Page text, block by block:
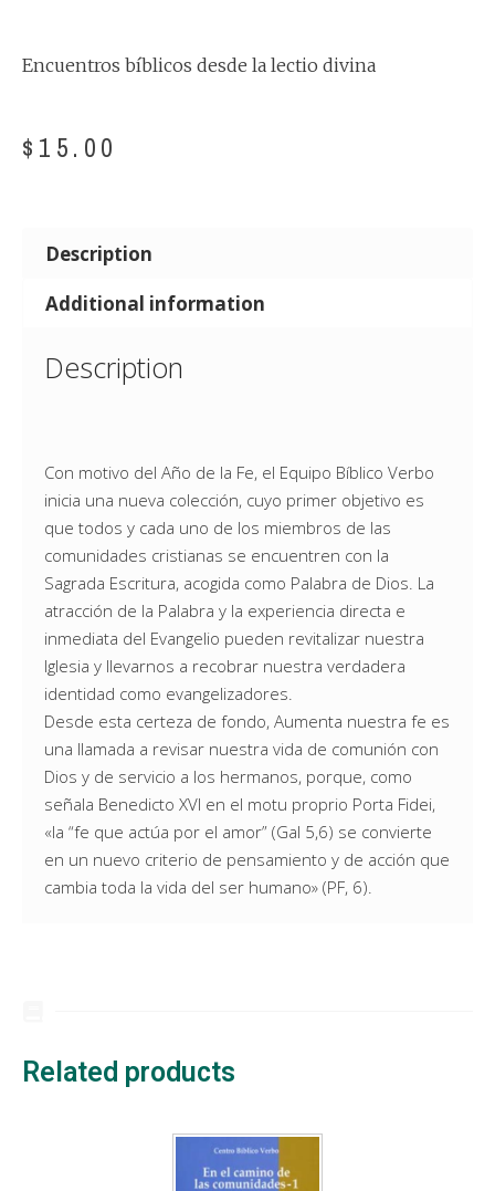
Encuentros bíblicos desde la lectio divina
$ 15.00
Description
Additional information
Description
Con motivo del Año de la Fe, el Equipo Bíblico Verbo
inicia una nueva colección, cuyo primer objetivo es
que todos y cada uno de los miembros de las
comunidades cristianas se encuentren con la
Sagrada Escritura, acogida como Palabra de Dios. La
atracción de la Palabra y la experiencia directa e
inmediata del Evangelio pueden revitalizar nuestra
Iglesia y llevarnos a recobrar nuestra verdadera
identidad como evangelizadores.
Desde esta certeza de fondo, Aumenta nuestra fe es
una llamada a revisar nuestra vida de comunión con
Dios y de servicio a los hermanos, porque, como
señala Benedicto XVI en el motu proprio Porta Fidei,
«la “fe que actúa por el amor” (Gal 5,6) se convierte
en un nuevo criterio de pensamiento y de acción que
cambia toda la vida del ser humano» (PF, 6).
Related products